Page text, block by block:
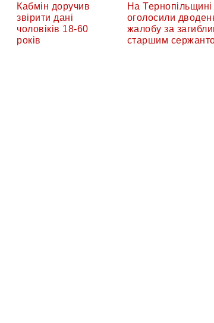
Кабмін доручив
звірити дані
чоловіків 18-60
років
На Тернопільщині
оголосили
жалобу за
старшим